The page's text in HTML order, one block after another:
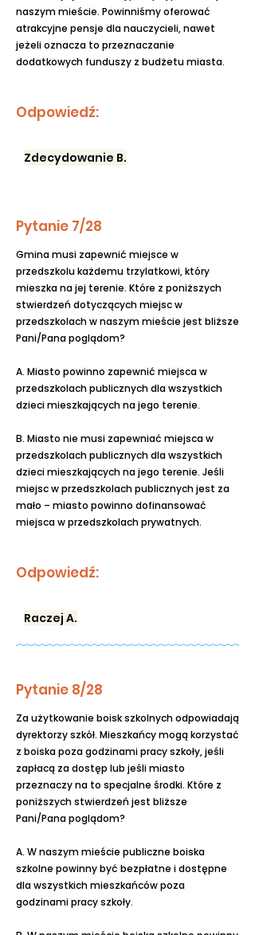
naszym mieście. Powinniśmy oferować
atrakcyjne pensje dla nauczycieli, nawet
jeżeli oznacza to przeznaczanie
dodatkowych funduszy z budżetu miasta.
Odpowiedź:
Zdecydowanie B.
Pytanie 7/28
Gmina musi zapewnić miejsce w
przedszkolu każdemu trzylatkowi, który
mieszka na jej terenie. Które z poniższych
stwierdzeń dotyczących miejsc w
przedszkolach w naszym mieście jest bliższe
Pani/Pana poglądom?
A. Miasto powinno zapewnić miejsca w
przedszkolach publicznych dla wszystkich
dzieci mieszkających na jego terenie.
B. Miasto nie musi zapewniać miejsca w
przedszkolach publicznych dla wszystkich
dzieci mieszkających na jego terenie. Jeśli
miejsc w przedszkolach publicznych jest za
mało – miasto powinno dofinansować
miejsca w przedszkolach prywatnych.
Odpowiedź:
Raczej A.
Pytanie 8/28
Za użytkowanie boisk szkolnych odpowiadają
dyrektorzy szkół. Mieszkańcy mogą korzystać
z boiska poza godzinami pracy szkoły, jeśli
zapłacą za dostęp lub jeśli miasto
przeznaczy na to specjalne środki. Które z
poniższych stwierdzeń jest bliższe
Pani/Pana poglądom?
A. W naszym mieście publiczne boiska
szkolne powinny być bezpłatne i dostępne
dla wszystkich mieszkańców poza
godzinami pracy szkoły.